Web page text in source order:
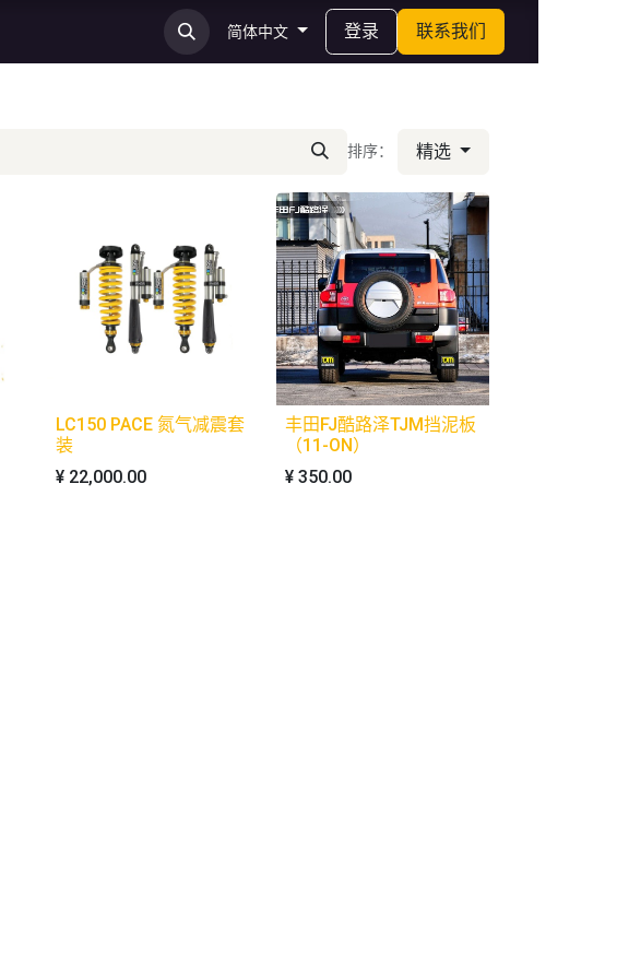
简体中文 登录 联系我们
排序： 精选
LC150 PACE 氮气减震套
装
¥ 22,000.00
丰田FJ酷路泽TJM挡泥板
（11-ON）
¥ 350.00